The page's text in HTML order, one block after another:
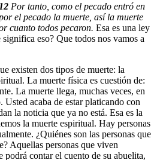
12 Por tanto, como el pecado entró en
el pecado la muerte, así la muerte
cuanto todos pecaron. Esa es una ley
eso? Que todos nos vamos a
existen dos tipos de muerte: la
La muerte física es cuestión de:
La muerte llega, muchas veces, en
Usted acaba de estar platicando con
la noticia que ya no está. Esa es la
la muerte espiritual. Hay personas
¿Quiénes son las personas que
Aquellas personas que viven
podrá contar el cuento de su abuelita,